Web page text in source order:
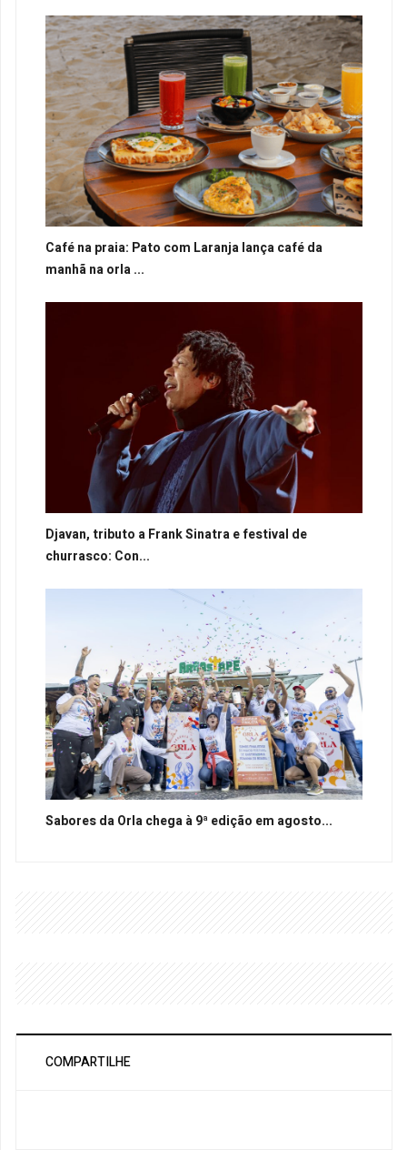
Café na praia: Pato com Laranja lança café da
manhã na orla ...
Djavan, tributo a Frank Sinatra e festival de
churrasco: Con...
Sabores da Orla chega à 9ª edição em agosto...
COMPARTILHE